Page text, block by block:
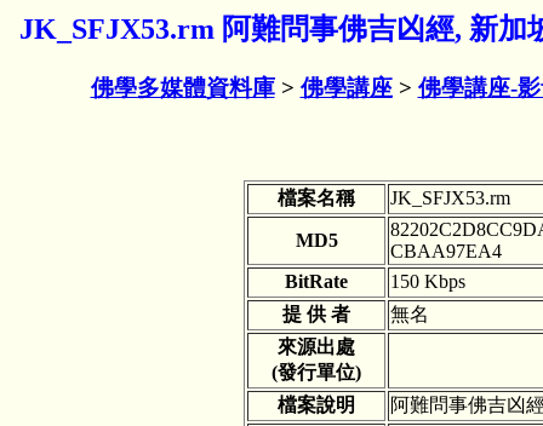
JK_SFJX53.rm 阿難問事佛吉凶經, 新加
佛學多媒體資料庫> 佛學講座> 佛學講座-
檔案名稱 JK_SFJX53.rm
MD5
CBAA97EA4
BitRate
150 Kbps
提 供 者
無名
來源出處
(發行單位)
檔案說明
阿難問事佛吉凶